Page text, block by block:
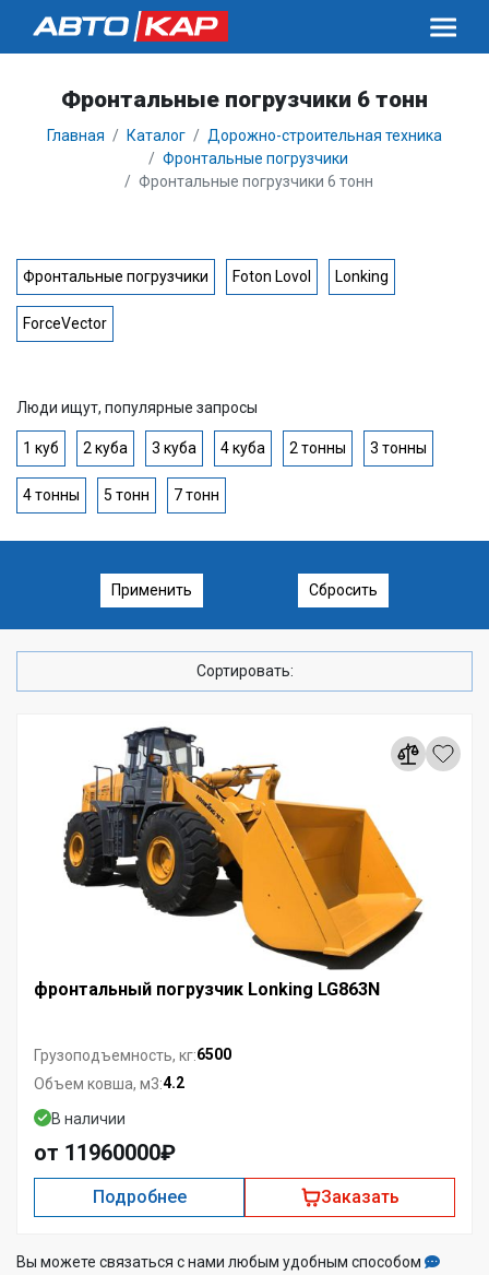
Фронтальные погрузчики 6 тонн
Главная Каталог
Дорожно-строительная техника
Фронтальные погрузчики
Фронтальные погрузчики 6 тонн
Фронтальные погрузчики Foton Lovol Lonking
ForceVector
Люди ищут, популярные запросы
1 куб 2 куба 3 куба 4 куба 2 тонны 3 тонны
4 тонны 5 тонн 7 тонн
Применить Сбросить
Сортировать:
фронтальный погрузчик Lonking LG863N
Грузоподъемность, кг:6500
Объем ковша, м3:4.2
В наличии
от 11960000₽
Подробнее Заказать
Вы можете связаться с нами любым удобным способом